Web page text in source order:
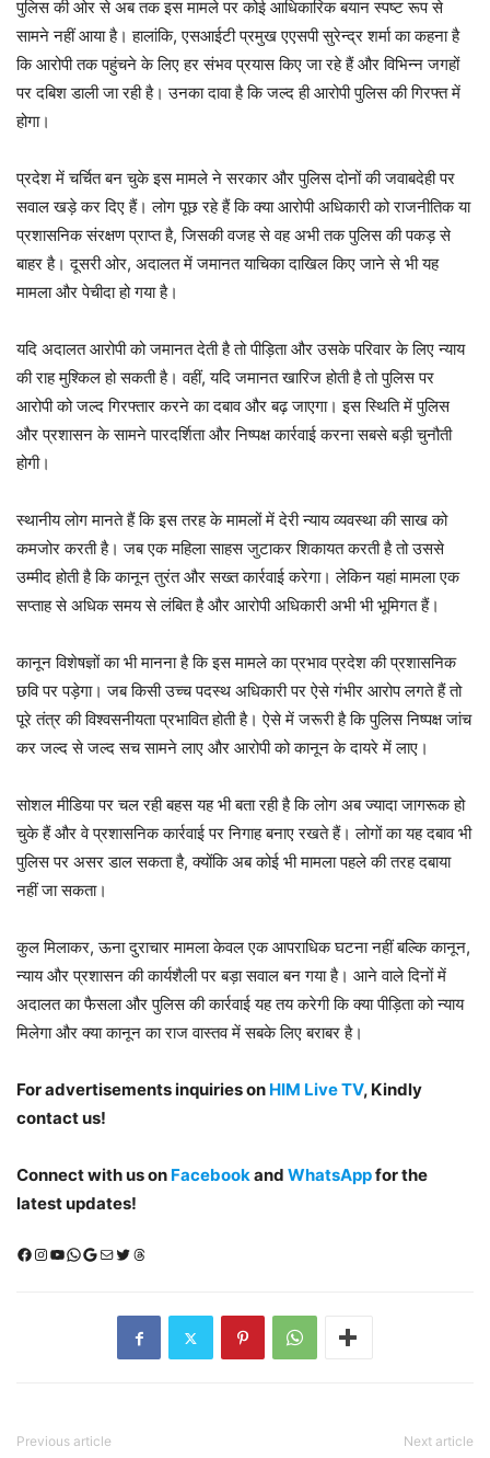
पुलिस की ओर से अब तक इस मामले पर कोई आधिकारिक बयान स्पष्ट रूप से
सामने नहीं आया है। हालांकि, एसआईटी प्रमुख एएसपी सुरेन्द्र शर्मा का कहना है
कि आरोपी तक पहुंचने के लिए हर संभव प्रयास किए जा रहे हैं और विभिन्न जगहों
पर दबिश डाली जा रही है। उनका दावा है कि जल्द ही आरोपी पुलिस की गिरफ्त में
होगा।
प्रदेश में चर्चित बन चुके इस मामले ने सरकार और पुलिस दोनों की जवाबदेही पर
सवाल खड़े कर दिए हैं। लोग पूछ रहे हैं कि क्या आरोपी अधिकारी को राजनीतिक या
प्रशासनिक संरक्षण प्राप्त है, जिसकी वजह से वह अभी तक पुलिस की पकड़ से
बाहर है। दूसरी ओर, अदालत में जमानत याचिका दाखिल किए जाने से भी यह
मामला और पेचीदा हो गया है।
यदि अदालत आरोपी को जमानत देती है तो पीड़िता और उसके परिवार के लिए न्याय
की राह मुश्किल हो सकती है। वहीं, यदि जमानत खारिज होती है तो पुलिस पर
आरोपी को जल्द गिरफ्तार करने का दबाव और बढ़ जाएगा। इस स्थिति में पुलिस
और प्रशासन के सामने पारदर्शिता और निष्पक्ष कार्रवाई करना सबसे बड़ी चुनौती
होगी।
स्थानीय लोग मानते हैं कि इस तरह के मामलों में देरी न्याय व्यवस्था की साख को
कमजोर करती है। जब एक महिला साहस जुटाकर शिकायत करती है तो उससे
उम्मीद होती है कि कानून तुरंत और सख्त कार्रवाई करेगा। लेकिन यहां मामला एक
सप्ताह से अधिक समय से लंबित है और आरोपी अधिकारी अभी भी भूमिगत हैं।
कानून विशेषज्ञों का भी मानना है कि इस मामले का प्रभाव प्रदेश की प्रशासनिक
छवि पर पड़ेगा। जब किसी उच्च पदस्थ अधिकारी पर ऐसे गंभीर आरोप लगते हैं तो
पूरे तंत्र की विश्वसनीयता प्रभावित होती है। ऐसे में जरूरी है कि पुलिस निष्पक्ष जांच
कर जल्द से जल्द सच सामने लाए और आरोपी को कानून के दायरे में लाए।
सोशल मीडिया पर चल रही बहस यह भी बता रही है कि लोग अब ज्यादा जागरूक हो
चुके हैं और वे प्रशासनिक कार्रवाई पर निगाह बनाए रखते हैं। लोगों का यह दबाव भी
पुलिस पर असर डाल सकता है, क्योंकि अब कोई भी मामला पहले की तरह दबाया
नहीं जा सकता।
कुल मिलाकर, ऊना दुराचार मामला केवल एक आपराधिक घटना नहीं बल्कि कानून,
न्याय और प्रशासन की कार्यशैली पर बड़ा सवाल बन गया है। आने वाले दिनों में
अदालत का फैसला और पुलिस की कार्रवाई यह तय करेगी कि क्या पीड़िता को न्याय
मिलेगा और क्या कानून का राज वास्तव में सबके लिए बराबर है।
For advertisements inquiries on HIM Live TV, Kindly
contact us!
Connect with us on Facebookand WhatsAppfor the
latest updates!
Facebook
Instagram
YouTube
WhatsApp
Google
MailX (Twitter)
Threads
Previous article Next article